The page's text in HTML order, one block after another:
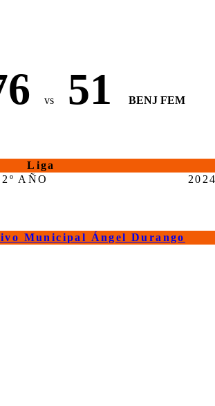
vs 51 BENJ FEM
Liga
AÑO
Municipal Ángel Durango